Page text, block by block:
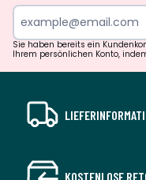
Sie haben bereits ein
Ihrem persönlichen Konto,
KOSTENLOSE